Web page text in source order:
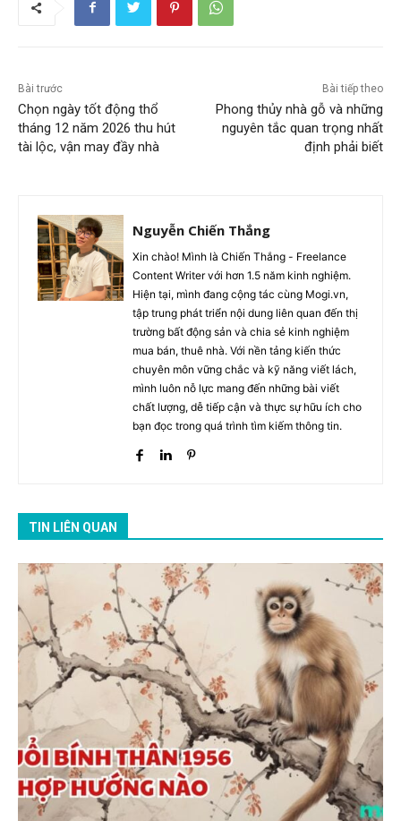
Bài trước
Chọn ngày tốt động thổ
tháng 12 năm 2026 thu hút
tài lộc, vận may đầy nhà
Bài tiếp theo
Phong thủy nhà gỗ và những
nguyên tắc quan trọng nhất
định phải biết
Nguyễn Chiến Thắng
Xin chào! Mình là Chiến Thắng - Freelance
Content Writer với hơn 1.5 năm kinh nghiệm.
Hiện tại, mình đang cộng tác cùng Mogi.vn,
tập trung phát triển nội dung liên quan đến thị
trường bất động sản và chia sẻ kinh nghiệm
mua bán, thuê nhà. Với nền tảng kiến thức
chuyên môn vững chắc và kỹ năng viết lách,
mình luôn nỗ lực mang đến những bài viết
chất lượng, dễ tiếp cận và thực sự hữu ích cho
bạn đọc trong quá trình tìm kiếm thông tin.
TIN LIÊN QUAN